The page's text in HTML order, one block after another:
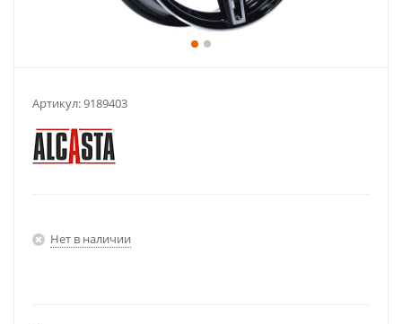
Артикул:9189403
Нет в наличии